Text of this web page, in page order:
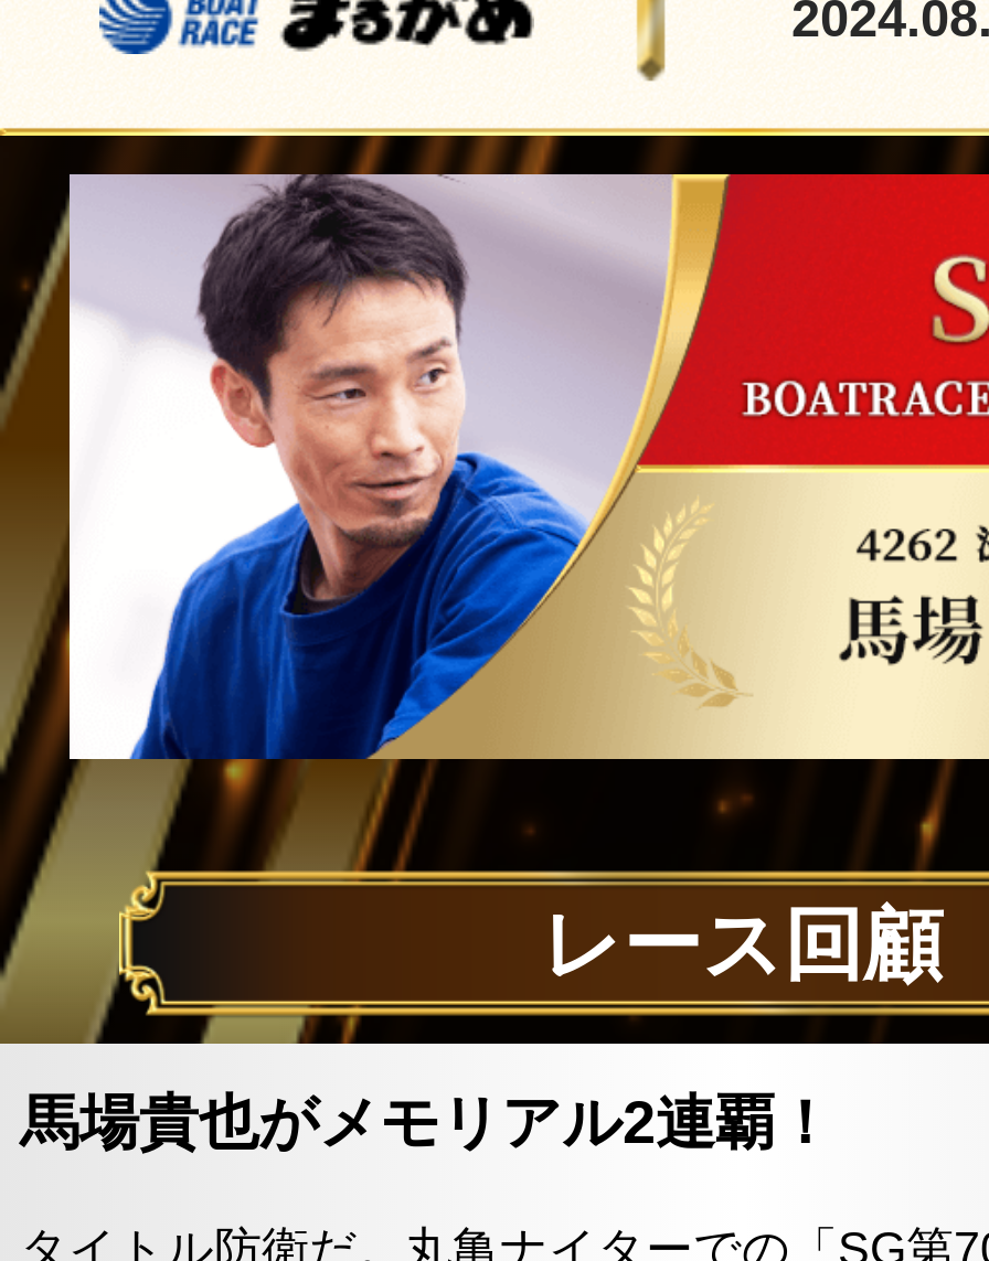
レース回顧
馬場貴也がメモリアル2連覇！
タイトル防衛だ。丸亀ナイターでの「SG第